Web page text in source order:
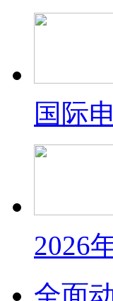
国际
2026
全面